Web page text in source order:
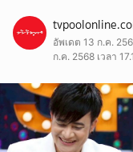
อัพเดต 13 ก.ค.
ก.ค. 2568 เวลา